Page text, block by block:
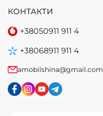
КОНТАКТИ
+38050911 911 4
+38068911 911 4
amobilshina@gmail.com